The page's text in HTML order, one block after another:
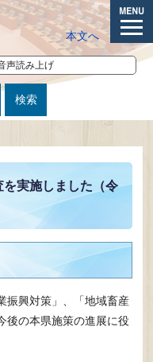
メ
ニ
本文へ
声読み上げ
実施しました（令
振興対策」、「地域畜産
後の本県施策の進展に役